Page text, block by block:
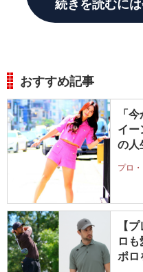
続きを読むに
おすすめ記事
「
イー
の人
プロ
【
ロ
ポロ